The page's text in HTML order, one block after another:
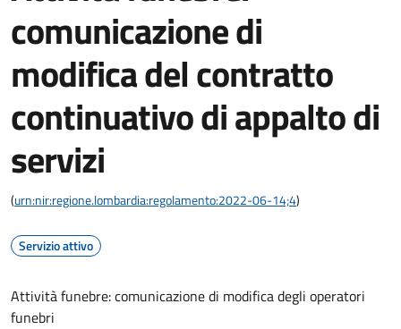
comunicazione di
modifica del contratto
continuativo di appalto di
servizi
(urn:nir:regione.lombardia:regolamento:2022-06-14;4)
Servizio attivo
Attività funebre: comunicazione di modifica degli operatori
funebri